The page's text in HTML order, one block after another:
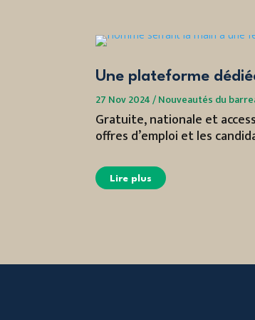
27 Nov 2024/Nouveautés du
Une plateforme
Gratuite, nationale et
offres d’emploi et les
Lire plus